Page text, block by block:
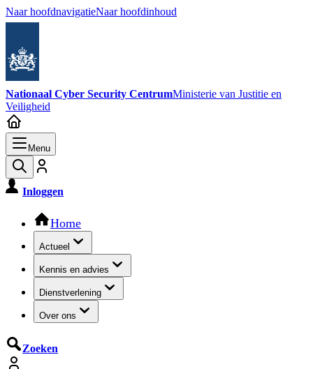
Naar hoofdnavigatieNaar hoofdinhoud
Nationaal Cyber Security CentrumMinisterie van Justitie en
Veiligheid
Menu
Inloggen
Hoofdnavigatie
Home
Actueel
Kennis en advies
Dienstverlening
Over ons
Zoeken